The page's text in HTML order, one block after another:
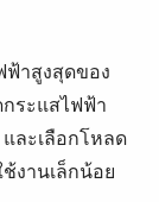
ฟ้าสูงสุดของ
ระแสไฟฟ้า
ละเลือกโหลด
งานเล็กน้อย